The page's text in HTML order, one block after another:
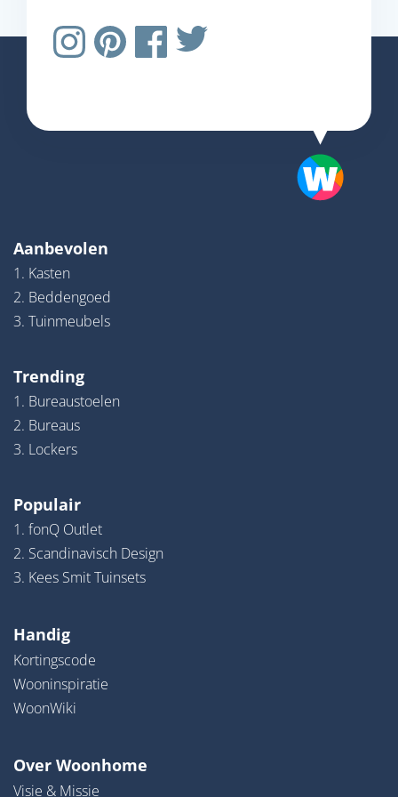
Aanbevolen
1. Kasten
2. Beddengoed
3. Tuinmeubels
Trending
1. Bureaustoelen
2. Bureaus
3. Lockers
Populair
1. fonQ Outlet
2. Scandinavisch Design
3. Kees Smit Tuinsets
Handig
Kortingscode
Wooninspiratie
WoonWiki
Over Woonhome
Visie & Missie